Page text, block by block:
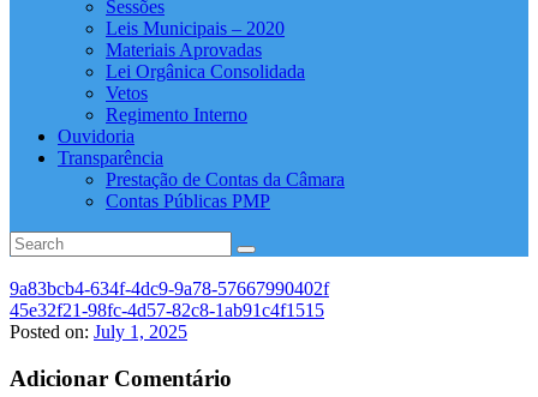
Sessões
Leis Municipais – 2020
Materiais Aprovadas
Lei Orgânica Consolidada
Vetos
Regimento Interno
Ouvidoria
Transparência
Prestação de Contas da Câmara
Contas Públicas PMP
9a83bcb4-634f-4dc9-9a78-57667990402f
45e32f21-98fc-4d57-82c8-1ab91c4f1515
Posted on: July 1, 2025
Adicionar Comentário